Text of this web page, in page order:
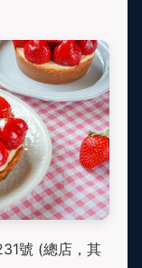
號 (總店，其